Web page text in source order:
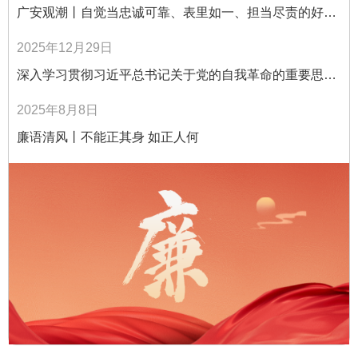
广安观潮丨自觉当忠诚可靠、表里如一、担当尽责的好干
2025年12月29日
深入学习贯彻习近平总书记关于党的自我革命的重要思想
2025年8月8日
廉语清风丨不能正其身 如正人何